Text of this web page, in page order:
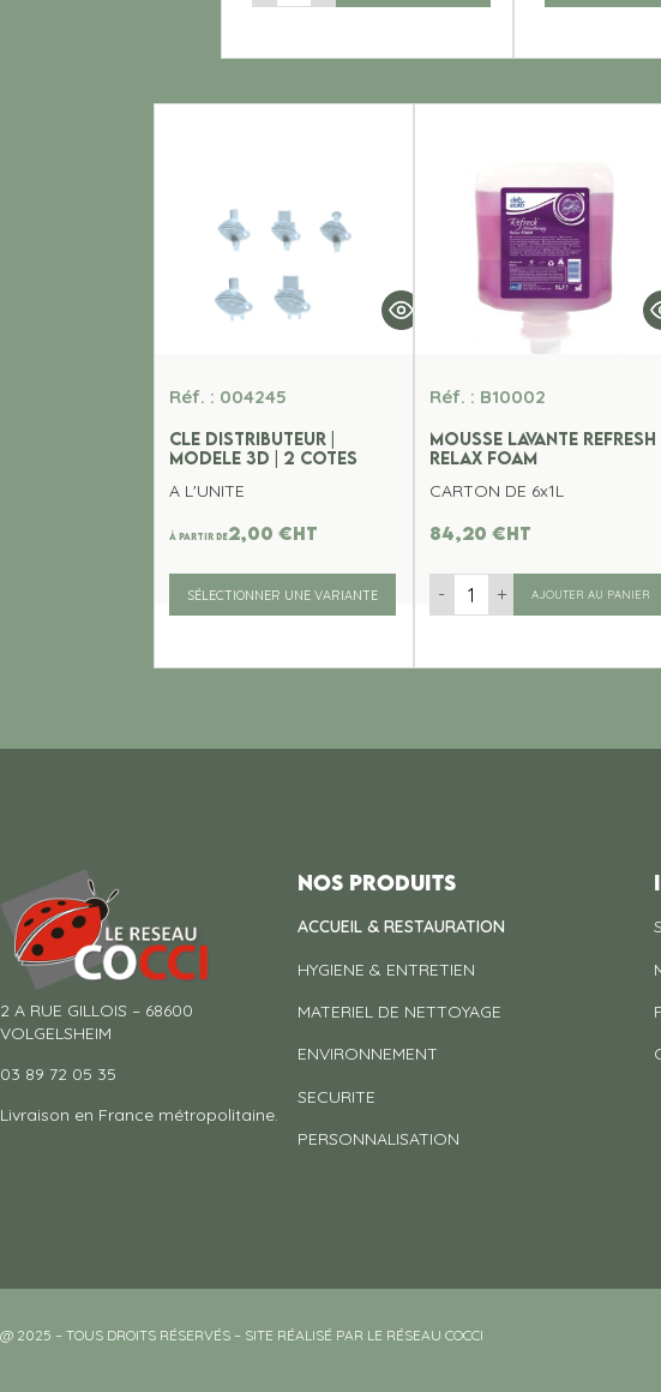
Réf. : 004245
CLE DISTRIBUTEUR |
MODELE 3D | 2 COTES
A L'UNITE
À partir de2,00 €ht
SÉLECTIONNER UNE VARIANTE
Réf. : B10002
MOUSSE LAVANTE REFRESH
RELAX FOAM
CARTON DE 6x1L
84,20€ht
- + AJOUTER AU PANIER
2 A RUE GILLOIS – 68600
VOLGELSHEIM
03 89 72 05 35
Livraison en France métropolitaine.
Nos produits
ACCUEIL & RESTAURATION
HYGIENE & ENTRETIEN
MATERIEL DE NETTOYAGE
ENVIRONNEMENT
SECURITE
PERSONNALISATION
@ 2025 – TOUS DROITS RÉSERVÉS – SITE RÉALISÉ PAR LE RÉSEAU COCCI